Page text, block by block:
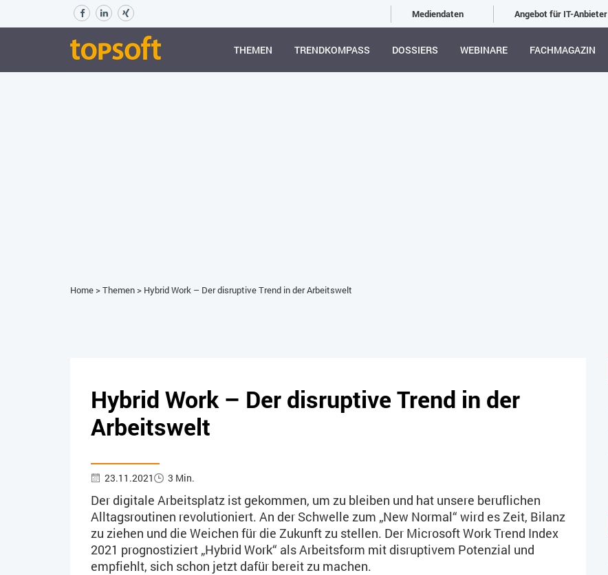
Mediendaten Angebot für IT-Anbieter
THEMEN TRENDKOMPASS DOSSIERS WEBINARE FACHMAGAZIN
Home>Themen> Hybrid Work – Der disruptive Trend in der Arbeitswelt
Hybrid Work – Der disruptive Trend in der
Arbeitswelt
23.11.2021 3 Min.
Der digitale Arbeitsplatz ist gekommen, um zu bleiben und hat unsere beruflichen
Alltagsroutinen revolutioniert. An der Schwelle zum „New Normal“ wird es Zeit, Bilanz
zu ziehen und die Weichen für die Zukunft zu stellen. Der Microsoft Work Trend Index
2021 prognostiziert „Hybrid Work“ als Arbeitsform mit disruptivem Potenzial und
empfiehlt, sich schon jetzt dafür bereit zu machen.